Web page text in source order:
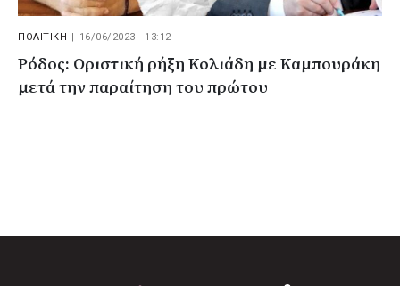
ΠΟΛΙΤΙΚΗ 16/06/2023 · 13:12
Ρόδος: Οριστική ρήξη Κολιάδη με Καμπουράκη
μετά την παραίτηση του πρώτου